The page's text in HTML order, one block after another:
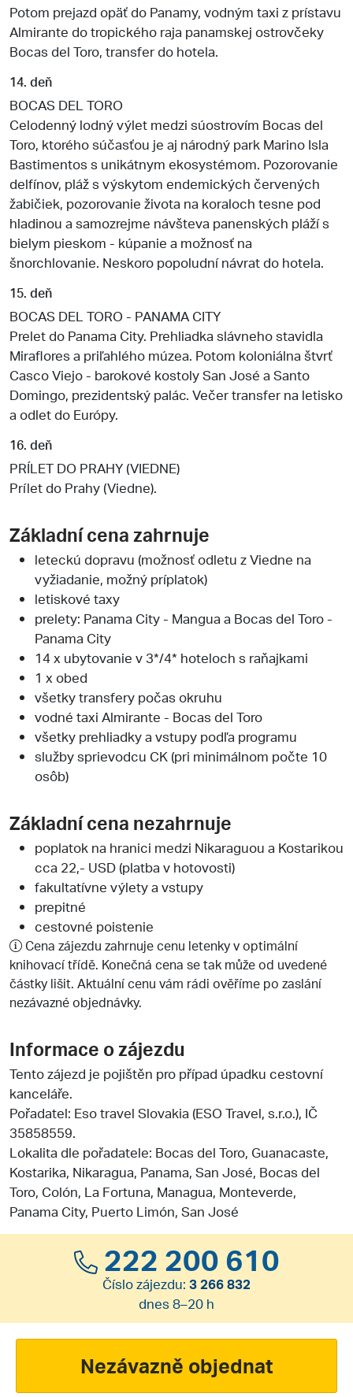
Potom prejazd opäť do Panamy, vodným taxi z prístavu
Almirante do tropického raja panamskej ostrovčeky
Bocas del Toro, transfer do hotela.
14. deň
BOCAS DEL TORO
Celodenný lodný výlet medzi súostrovím Bocas del
Toro, ktorého súčasťou je aj národný park Marino Isla
Bastimentos s unikátnym ekosystémom. Pozorovanie
delfínov, pláž s výskytom endemických červených
žabičiek, pozorovanie života na koraloch tesne pod
hladinou a samozrejme návšteva panenských pláží s
bielym pieskom - kúpanie a možnosť na
šnorchlovanie. Neskoro popoludní návrat do hotela.
15. deň
BOCAS DEL TORO - PANAMA CITY
Prelet do Panama City. Prehliadka slávneho stavidla
Miraflores a priľahlého múzea. Potom koloniálna štvrť
Casco Viejo - barokové kostoly San José a Santo
Domingo, prezidentský palác. Večer transfer na letisko
a odlet do Európy.
16. deň
PRÍLET DO PRAHY (VIEDNE)
Prílet do Prahy (Viedne).
Základní cena zahrnuje
leteckú dopravu (možnosť odletu z Viedne na
vyžiadanie, možný príplatok)
letiskové taxy
prelety: Panama City - Mangua a Bocas del Toro -
Panama City
14 x ubytovanie v 3*/4* hoteloch s raňajkami
1 x obed
všetky transfery počas okruhu
vodné taxi Almirante - Bocas del Toro
všetky prehliadky a vstupy podľa programu
služby sprievodcu CK (pri minimálnom počte 10
osôb)
Základní cena nezahrnuje
poplatok na hranici medzi Nikaraguou a Kostarikou
cca 22,- USD (platba v hotovosti)
fakultatívne výlety a vstupy
prepitné
cestovné poistenie
Cena zájezdu zahrnuje cenu letenky v optimální
knihovací třídě. Konečná cena se tak může od uvedené
částky lišit. Aktuální cenu vám rádi ověříme po zaslání
nezávazné objednávky.
Informace o zájezdu
Tento zájezd je pojištěn pro případ úpadku cestovní
kanceláře.
Pořadatel: Eso travel Slovakia (ESO Travel, s.r.o.), IČ
35858559.
Lokalita dle pořadatele: Bocas del Toro, Guanacaste,
Kostarika, Nikaragua, Panama, San José, Bocas del
Toro, Colón, La Fortuna, Managua, Monteverde,
Panama City, Puerto Limón, San José
222 200 610
Číslo zájezdu: 3 266 832
dnes 8–20 h
Nezávazně objednat